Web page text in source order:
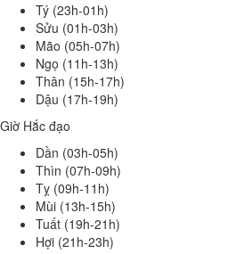
Tý (23h-01h)
Sửu (01h-03h)
Mão (05h-07h)
Ngọ (11h-13h)
Thân (15h-17h)
Dậu (17h-19h)
Giờ Hắc đạo
Dần (03h-05h)
Thìn (07h-09h)
Tỵ (09h-11h)
Mùi (13h-15h)
Tuất (19h-21h)
Hợi (21h-23h)